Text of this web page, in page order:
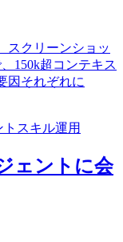
スクリーンショッ
150k超コンテキス
因それぞれに
スキル運用
ェントに会